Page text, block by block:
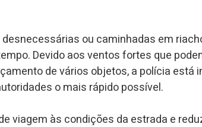
ou caminhadas em
Devido aos ventos fortes que
de vários objetos, a polícia está
o mais rápido possível.
viagem às condições da estrada e